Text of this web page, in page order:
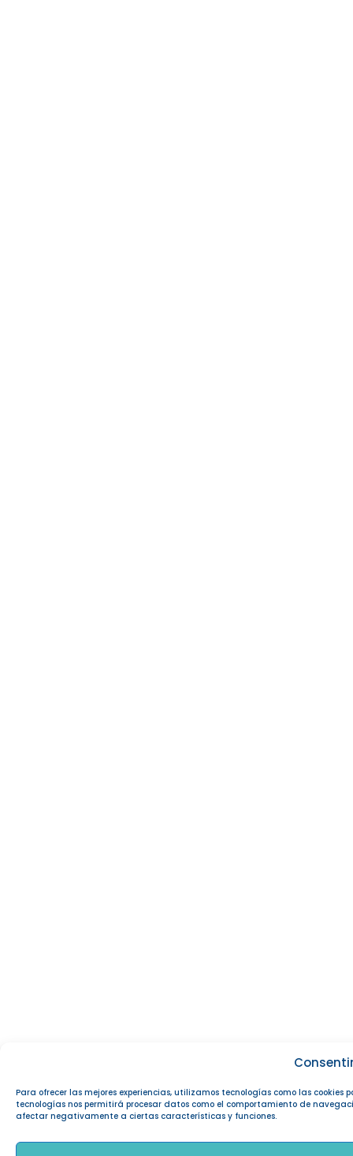
Para ofrecer las mejores experiencias, utilizamos tecnologías como las
tecnologías nos permitirá procesar datos como el comportamiento de
afectar negativamente a ciertas características y funciones.